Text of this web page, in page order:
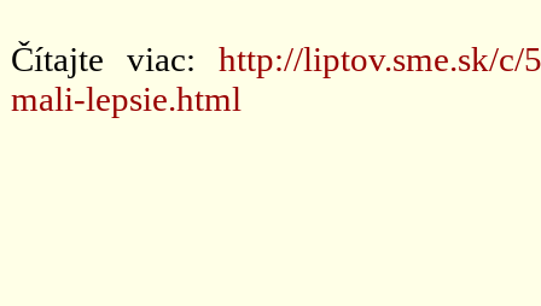
Čítajte viac: http://liptov.sme.sk/
mali-lepsie.html